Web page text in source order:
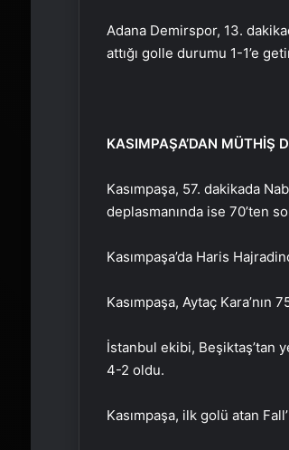
Adana Demirspor, 13.
attığı golle durumu 1-1’e
KASIMPAŞA’DAN MÜTHİŞ
Kasımpaşa, 57. dakikada
deplasmanında ise 70’ten
Kasımpaşa’da Haris
Kasımpaşa, Aytaç Kara’nın
İstanbul ekibi, Beşiktaş’tan
4-2 oldu.
Kasımpaşa, ilk golü atan